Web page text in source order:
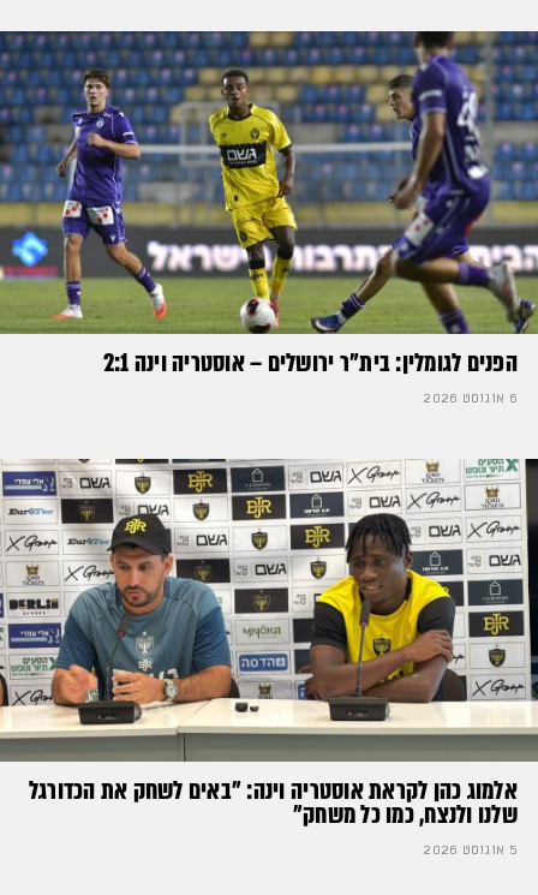
הפנים לגומלין: בית״ר ירושלים – אוסטריה וינה 2:1
6 אוגוסט 2026
אלמוג כהן לקראת אוסטריה וינה: ״באים לשחק את הכדורגל
שלנו ולנצח, כמו כל משחק״
5 אוגוסט 2026